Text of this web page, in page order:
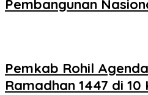
Pembangunan
Pemkab Rohil
Ramadhan 1447 di